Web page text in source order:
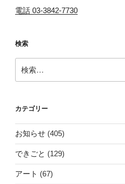
電話 03-3842-7730
検索
索:
カテゴリー
お知らせ (405)
できごと (129)
アート (67)